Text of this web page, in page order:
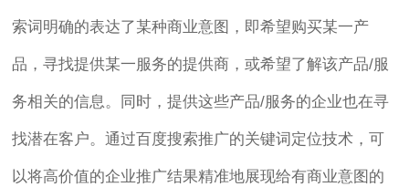
索词明确的表达了某种商业意图，即希望购买某一产
品，寻找提供某一服务的提供商，或希望了解该产品/服
务相关的信息。同时，提供这些产品/服务的企业也在寻
找潜在客户。通过百度搜索推广的关键词定位技术，可
以将高价值的企业推广结果精准地展现给有商业意图的